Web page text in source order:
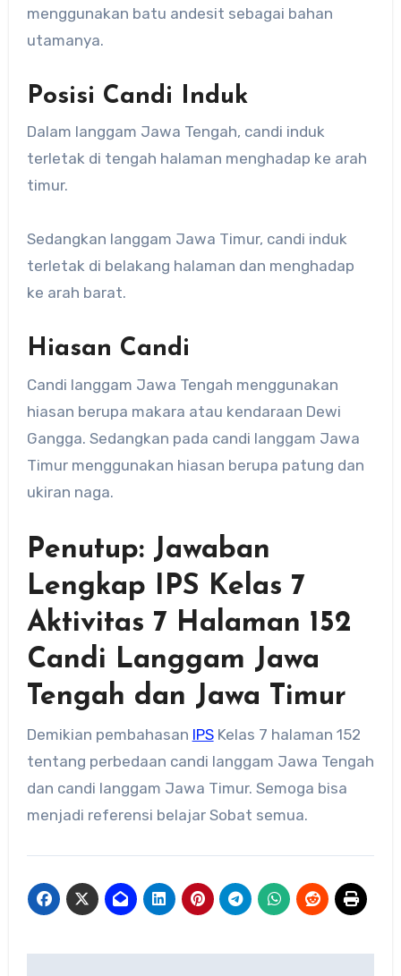
menggunakan batu andesit sebagai bahan
utamanya.
Posisi Candi Induk
Dalam langgam Jawa Tengah, candi induk
terletak di tengah halaman menghadap ke arah
timur.
Sedangkan langgam Jawa Timur, candi induk
terletak di belakang halaman dan menghadap
ke arah barat.
Hiasan Candi
Candi langgam Jawa Tengah menggunakan
hiasan berupa makara atau kendaraan Dewi
Gangga. Sedangkan pada candi langgam Jawa
Timur menggunakan hiasan berupa patung dan
ukiran naga.
Penutup: Jawaban
Lengkap IPS Kelas 7
Aktivitas 7 Halaman 152
Candi Langgam Jawa
Tengah dan Jawa Timur
Demikian pembahasan IPSKelas 7 halaman 152
tentang perbedaan candi langgam Jawa Tengah
dan candi langgam Jawa Timur. Semoga bisa
menjadi referensi belajar Sobat semua.